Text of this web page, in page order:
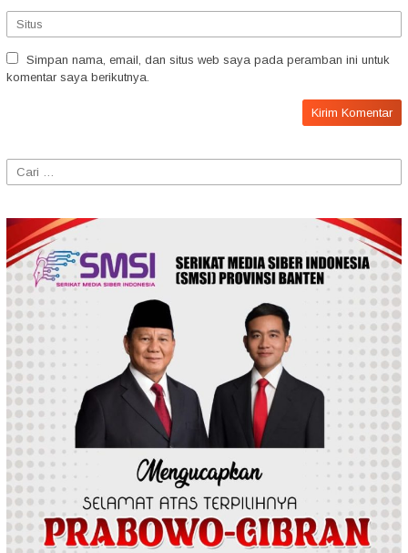
Simpan nama, email, dan situs web saya pada peramban ini untuk
komentar saya berikutnya.
Cari
untuk: